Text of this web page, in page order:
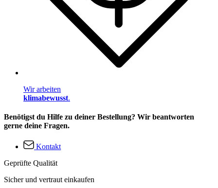
Wir arbeiten
klimabewusst.
Benötigst du Hilfe zu deiner Bestellung? Wir beantworten
gerne deine Fragen.
Kontakt
Geprüfte Qualität
Sicher und vertraut einkaufen